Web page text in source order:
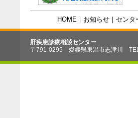
HOME ｜ お知らせ ｜ センタ
肝疾患診療相談センター
〒791-0295 愛媛県東温市志津川